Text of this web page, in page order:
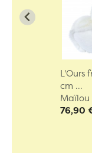
L'Ours
cm ...
Maïlou
76,90